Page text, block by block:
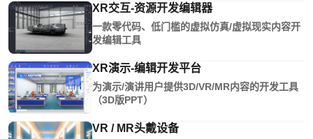
XR交互-资源开发编辑器
一款零代码、低门槛的虚拟仿真/虚拟现实内容开
发编辑工具
XR演示-编辑开发平台
为演示/演讲用户提供3D/VR/MR内容的开发工具
（3D版PPT）
VR / MR头戴设备